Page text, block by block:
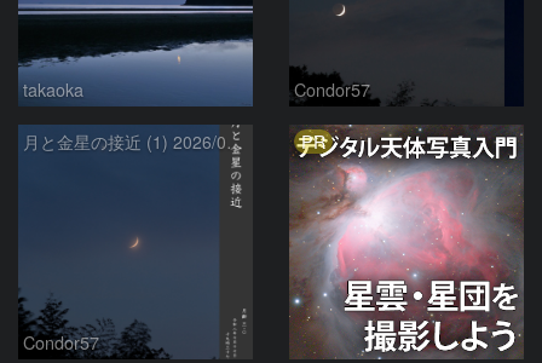
takaoka Condor57
月と金星の接近 (1) 2026/07/17
Condor57
PR